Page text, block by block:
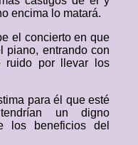
encima lo matará.
el concierto en que
piano, entrando con
ruido por llevar los
para él que esté
un digno
los beneficios del